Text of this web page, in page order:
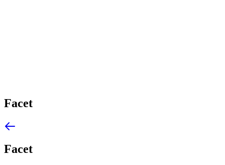
Facet
Facet